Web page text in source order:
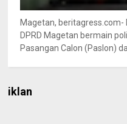
Magetan,
DPRD Magetan bermain
Pasangan Calon (Paslon)
iklan